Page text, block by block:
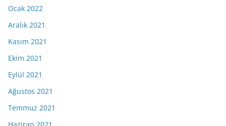
Ocak 2022
Aralık 2021
Kasım 2021
Ekim 2021
Eylül 2021
Ağustos 2021
Temmuz 2021